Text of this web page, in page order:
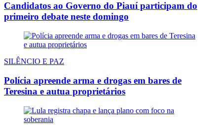
Candidatos ao Governo do Piauí participam do
primeiro debate neste domingo
SILÊNCIO E PAZ
Polícia apreende arma e drogas em bares de
Teresina e autua proprietários